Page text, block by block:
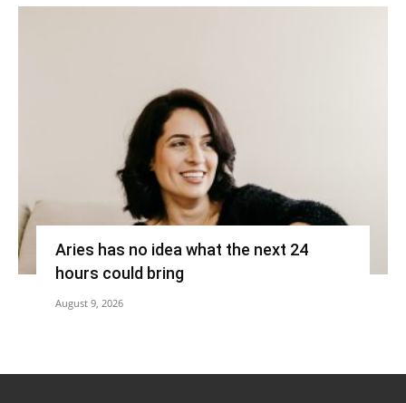
Aries has no idea what the next 24
hours could bring
August 9, 2026